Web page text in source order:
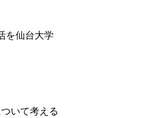
を仙台大学
いて考える